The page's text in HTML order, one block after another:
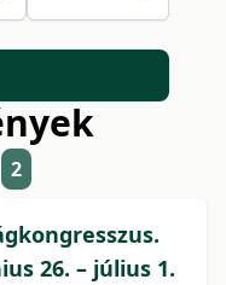
2
26. – július 1.